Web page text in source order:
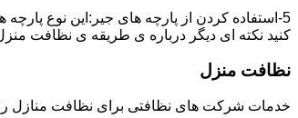
5-استفاده کردن از پارچه های جیر:این نوع
کنید نکته ای دیگر درباره ی طریقه ی نظافت
نظافت منزل
خدمات شرکت های نظافتی برای نظافت منازل